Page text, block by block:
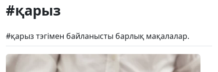
#қарыз
#қарыз тэгімен байланысты барлық мақалалар.